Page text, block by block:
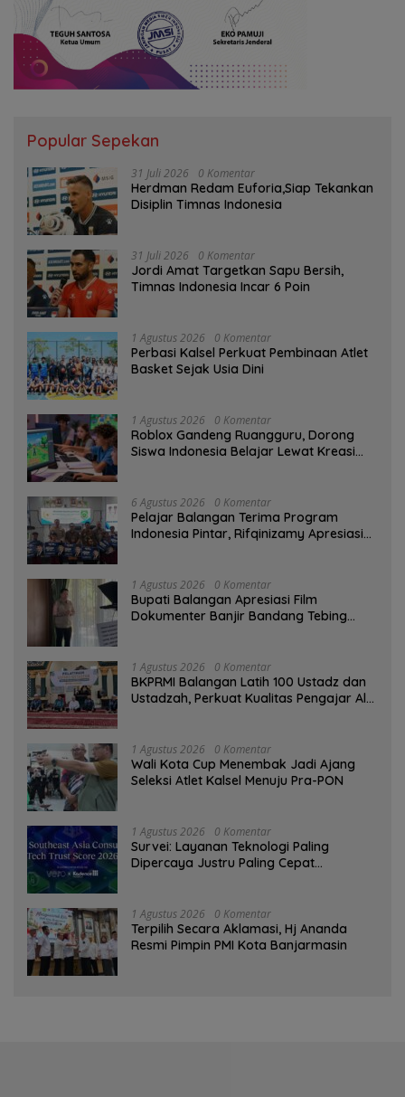
Popular Sepekan
31 Juli 2026 0 Komentar
Herdman Redam Euforia,Siap Tekankan
Disiplin Timnas Indonesia
31 Juli 2026 0 Komentar
Jordi Amat Targetkan Sapu Bersih,
Timnas Indonesia Incar 6 Poin
1 Agustus 2026 0 Komentar
Perbasi Kalsel Perkuat Pembinaan Atlet
Basket Sejak Usia Dini
1 Agustus 2026 0 Komentar
Roblox Gandeng Ruangguru, Dorong
Siswa Indonesia Belajar Lewat Kreasi
6 Agustus 2026 0 Komentar
Pelajar Balangan Terima Program
Indonesia Pintar, Rifqinizamy Apresiasi
1 Agustus 2026 0 Komentar
Bupati Balangan Apresiasi Film
Dokumenter Banjir Bandang Tebing
1 Agustus 2026 0 Komentar
BKPRMI Balangan Latih 100 Ustadz dan
Ustadzah, Perkuat Kualitas Pengajar Al-
1 Agustus 2026 0 Komentar
Wali Kota Cup Menembak Jadi Ajang
Seleksi Atlet Kalsel Menuju Pra-PON
1 Agustus 2026 0 Komentar
Survei: Layanan Teknologi Paling
Dipercaya Justru Paling Cepat
1 Agustus 2026 0 Komentar
‎Terpilih Secara Aklamasi, Hj Ananda
Resmi Pimpin PMI Kota Banjarmasin